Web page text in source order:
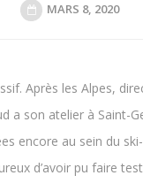
MARS 8, 2020
Après les Alpes,
a son atelier à Saint-
encore au sein du
d’avoir pu faire